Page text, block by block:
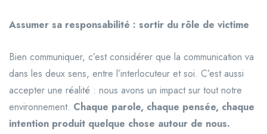
Assumer sa responsabilité : sortir du rôle de victime
Bien communiquer, c’est considérer que la communication va
dans les deux sens, entre l’interlocuteur et soi. C’est aussi
accepter une réalité : nous avons un impact sur tout notre
environnement. Chaque parole, chaque pensée, chaque
intention produit quelque chose autour de nous.